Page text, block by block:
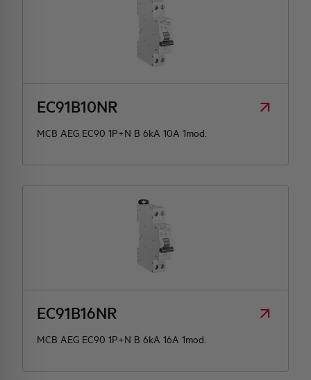
EC91B10NR
MCB AEG EC90 1P+N B 6kA 10A 1mod.
EC91B16NR
MCB AEG EC90 1P+N B 6kA 16A 1mod.